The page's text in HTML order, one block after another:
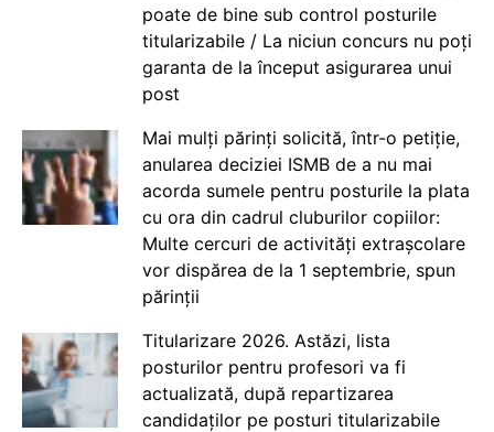
poate de bine sub control posturile
titularizabile / La niciun concurs nu poți
garanta de la început asigurarea unui
post
Mai mulți părinți solicită, într-o petiție,
anularea deciziei ISMB de a nu mai
acorda sumele pentru posturile la plata
cu ora din cadrul cluburilor copiilor:
Multe cercuri de activități extrașcolare
vor dispărea de la 1 septembrie, spun
părinții
Titularizare 2026. Astăzi, lista
posturilor pentru profesori va fi
actualizată, după repartizarea
candidaților pe posturi titularizabile